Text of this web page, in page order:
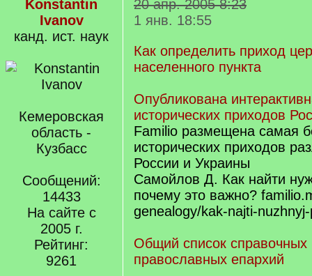
Konstantin
Ivanov
канд. ист. наук
Кемеровская
область -
Кузбасс
Сообщений:
14433
На сайте с
2005 г.
Рейтинг:
9261
20 апр. 2005 8:23
1 янв. 18:55
Как определить приход
населенного пункта
Опубликована
исторических приходов
Familio размещена самая
исторических приходов
России и Украины
Самойлов Д. Как найти
почему это важно?
genealogy/kak-najti-
Общий список справочных
православных епархий